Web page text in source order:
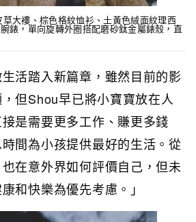
大褸、棕色格紋恤衫、土黃色絨面紋理西
錶，單向旋轉外圈搭配磨砂鈦金屬錶殼，直
活踏入新篇章，雖然目前的影
但Shou早已將小寶寶放在人
是需要更多工作、賺更多錢
時間為小孩提供最好的生活。從
在意外界如何評價自己，但未
和快樂為優先考慮。」